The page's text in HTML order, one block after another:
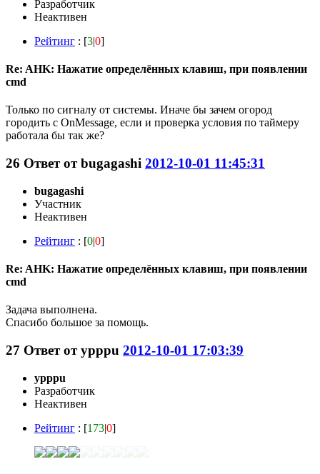
Разработчик
Неактивен
Рейтинг : [3|0]
Re: AHK: Нажатие определённых клавиш, при появлении
cmd
Только по сигналу от системы. Иначе бы зачем огород
городить с OnMessage, если и проверка условия по таймеру
работала бы так же?
26 Ответ отbugagashi 2012-10-01 11:45:31
bugagashi
Участник
Неактивен
Рейтинг : [0|0]
Re: AHK: Нажатие определённых клавиш, при появлении
cmd
Задача выполнена.
Спасибо большое за помощь.
27 Ответ отypppu 2012-10-01 17:03:39
ypppu
Разработчик
Неактивен
Рейтинг : [173|0]